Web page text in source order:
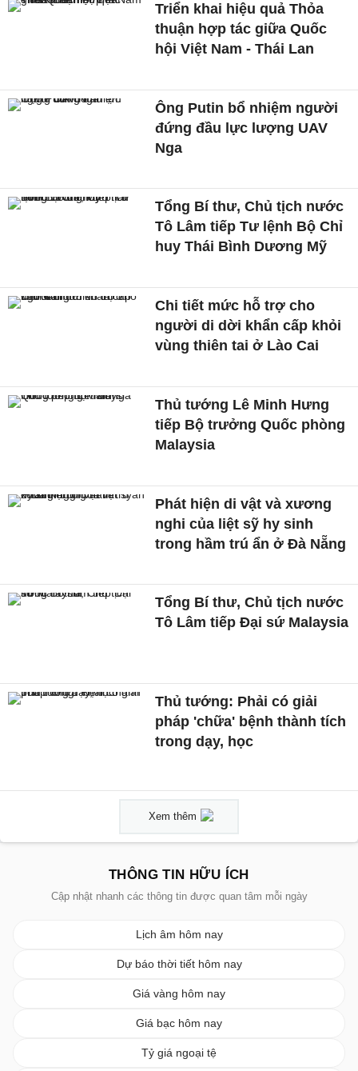
Triển khai hiệu quả Thỏa
thuận hợp tác giữa Quốc
hội Việt Nam - Thái Lan
Ông Putin bổ nhiệm người
đứng đầu lực lượng UAV
Nga
Tổng Bí thư, Chủ tịch nước
Tô Lâm tiếp Tư lệnh Bộ Chỉ
huy Thái Bình Dương Mỹ
Chi tiết mức hỗ trợ cho
người di dời khẩn cấp khỏi
vùng thiên tai ở Lào Cai
Thủ tướng Lê Minh Hưng
tiếp Bộ trưởng Quốc phòng
Malaysia
Phát hiện di vật và xương
nghi của liệt sỹ hy sinh
trong hầm trú ẩn ở Đà Nẵng
Tổng Bí thư, Chủ tịch nước
Tô Lâm tiếp Đại sứ Malaysia
Thủ tướng: Phải có giải
pháp 'chữa' bệnh thành tích
trong dạy, học
Xem thêm
THÔNG TIN HỮU ÍCH
Cập nhật nhanh các thông tin được quan tâm mỗi ngày
Lịch âm hôm nay
Dự báo thời tiết hôm nay
Giá vàng hôm nay
Giá bạc hôm nay
Tỷ giá ngoại tệ